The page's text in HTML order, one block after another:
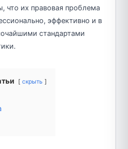
что их правовая проблема
эффективно и в
стандартами
скрыть